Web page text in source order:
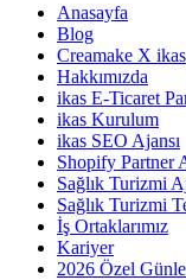
Anasayfa
Blog
Creamake X ikas
Hakkımızda
ikas E-Ticaret
ikas Kurulum
ikas SEO Ajansı
Shopify Partner
Sağlık Turizmi
Sağlık Turizmi
İş Ortaklarımız
Kariyer
2026 Özel